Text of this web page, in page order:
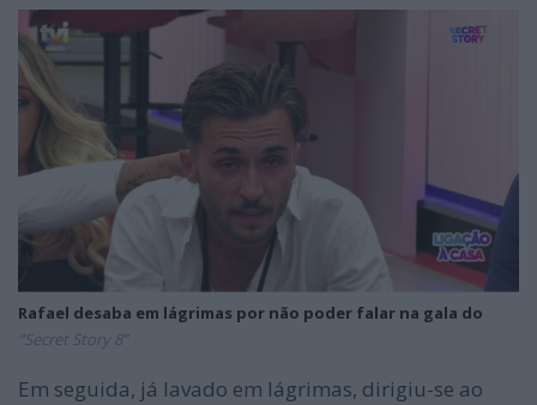
Rafael desaba em lágrimas por não poder falar na gala do
“Secret Story 8”
Em seguida, já lavado em lágrimas, dirigiu-se ao